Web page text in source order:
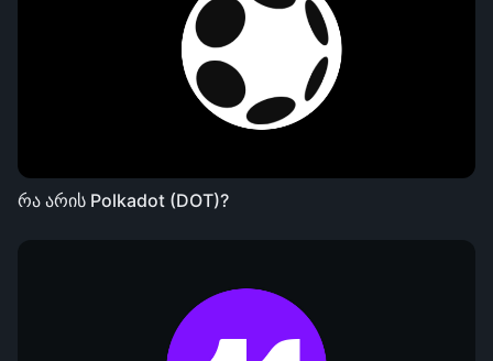
რა არის Polkadot (DOT)?